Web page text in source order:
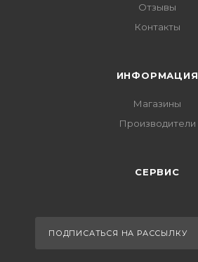
Отзывы
Контакты
ИНФОРМАЦИЯ
Магазины
Производители
СЕРВИС
ПОДПИСАТЬСЯ НА РАССЫЛКУ